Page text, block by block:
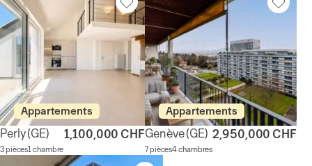
Appartements
Perly(GE)
3 pièces1 chambre
1,100,000 CHF
Appartements
Genève(GE)
7 pièces4 chambres
2,950,000 CHF